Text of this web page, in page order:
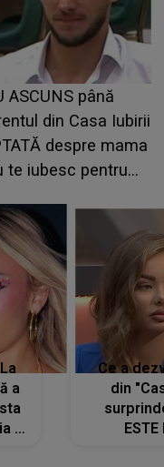
luată pe scenă
Aceasta a
„Nu am fost
a
și
Ce a
din